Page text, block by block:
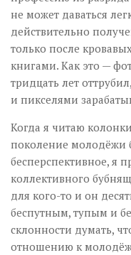
не может даваться
действительно
только после
книгами. Как это —
тридцать лет
и пикселями
Когда я читаю
поколение молодёжи
бесперспективное, я
коллективного
для кого-то и он
беспутным, тупым и
склонности думать,
отношению к